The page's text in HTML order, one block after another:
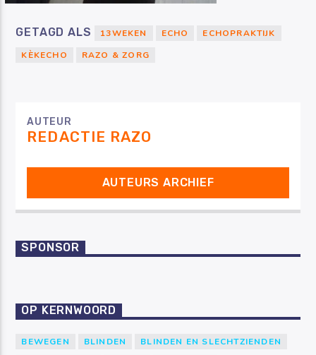
GETAGD ALS 13WEKEN ECHO
ECHOPRAKTIJK
KÈKECHO
RAZO & ZORG
AUTEUR
REDACTIE RAZO
AUTEURS ARCHIEF
SPONSOR
OP KERNWOORD
BEWEGEN BLINDEN
BLINDEN EN SLECHTZIENDEN